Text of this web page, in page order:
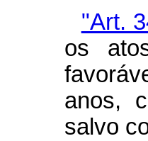
"Art.
os
anos,
salvo